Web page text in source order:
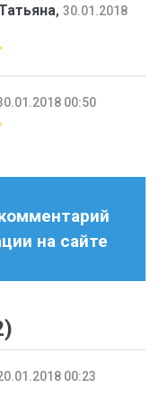
, 30.01.2018
00:50
на сайте
00:23